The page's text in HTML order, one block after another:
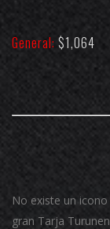
General: $1,064
No existe un
gran Tarja